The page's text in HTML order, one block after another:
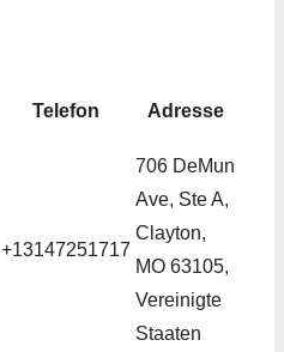
Telefon Adresse
+13147251717
706 DeMun
Ave, Ste A,
Clayton,
MO 63105,
Vereinigte
Staaten